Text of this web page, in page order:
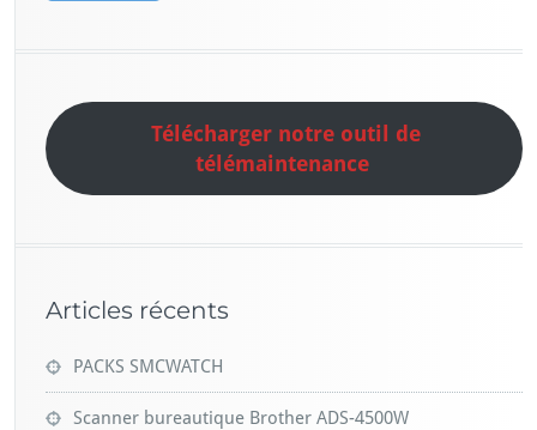
Télécharger notre outil de
télémaintenance
Articles récents
PACKS SMCWATCH
Scanner bureautique Brother ADS-4500W